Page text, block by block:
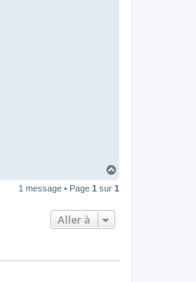
u
1 message • Page 1 sur 1
Aller à